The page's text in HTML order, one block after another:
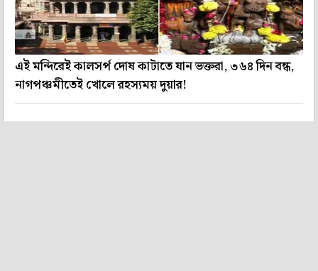
এই মন্দিরেই কালসর্প দোষ কাটাতে যান ভক্তরা, ৩৬৪ দিন বন্ধ,
নাগপঞ্চমীতেই খোলে রহস্যময় দুয়ার!